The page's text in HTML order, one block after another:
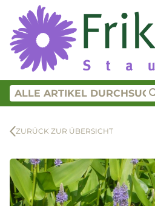
ZURÜCK ZUR ÜBERSICHT